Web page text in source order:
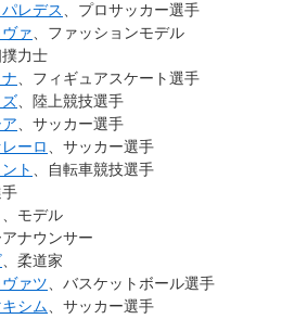
レデス
、プロサッカー選手
ァ 、ファッションモデル
撲力士
、フィギュアスケート選手
、陸上競技選手
、サッカー選手
ーロ
、サッカー選手
ト
、自転車競技選手
手
、モデル
アナウンサー
、柔道家
ァツ 、バスケットボール選手
シム 、サッカー選手